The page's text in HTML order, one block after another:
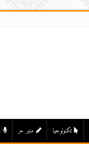
تكنولوجيا منبر حر